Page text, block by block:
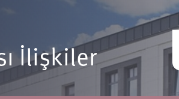
İlişkiler